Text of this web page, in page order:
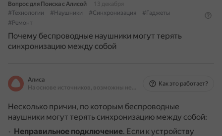
Вопрос для Поиска с Алисой
13 декабря
#Технологии
#Наушники #Синхронизация
#Гаджеты
#Ремонт
Почему беспроводные наушники могут терять
синхронизацию между собой
Алиса
На основе источников, возможны неточности
Как это работает?
Несколько причин, по которым беспроводные
наушники могут терять синхронизацию между собой:
Неправильное подключение. Если к устройству